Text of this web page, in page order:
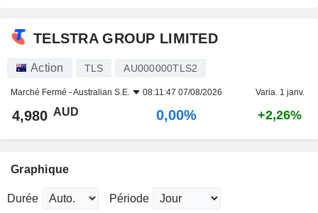
TELSTRA GROUP LIMITED
Action TLS AU000000TLS2
Marché Fermé -Australian S.E. 08:11:47 07/08/2026 Varia. 1 janv.
4,980 AUD 0,00% +2,26%
Graphique
Durée Période